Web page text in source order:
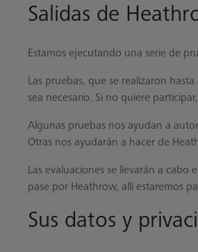
Salidas de
Estamos ejecutando una serie de
Las pruebas, que se realizaron
sea necesario. Si no quiere
Algunas pruebas nos ayudan a
Otras nos ayudarán a hacer de
Las evaluaciones se llevarán a
pase por Heathrow, allí estaremos
Sus datos y